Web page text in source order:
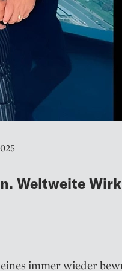
Weltweite
immer wieder